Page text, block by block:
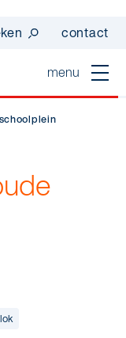
contact
menu
go
met